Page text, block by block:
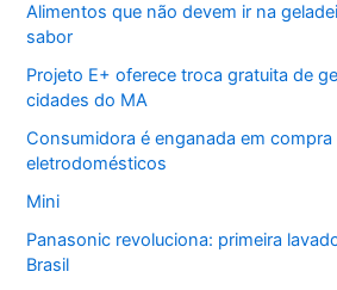
Alimentos que não devem ir na
sabor
Projeto E+ oferece troca gratuita de
cidades do MA
Consumidora é enganada em
eletrodomésticos
Mini
Panasonic revoluciona: primeira
Brasil